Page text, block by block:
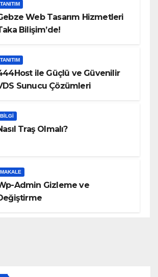
TANITIM
Web Tasarım Hizmetleri
Bilişim’de!
TANITIM
ile Güçlü ve Güvenilir
Sunucu Çözümleri
BILGI
Traş Olmalı?
MAKALE
Admin Gizleme ve